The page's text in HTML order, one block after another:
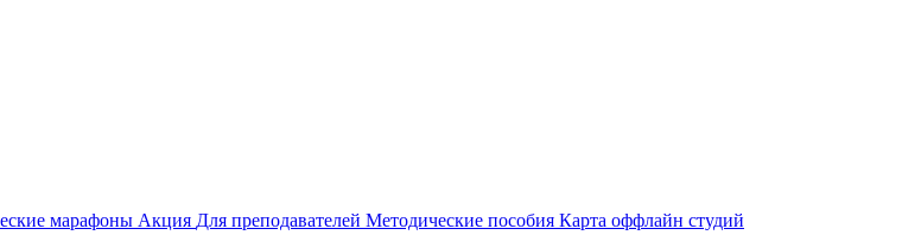
марафоны Акция Для преподавателей Методические пособия Карта оффлайн студий